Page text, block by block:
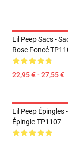
Lil Peep Sacs -
Rose Foncé
22,95 € - 27,55 €
Lil Peep Épingles
Épingle TP1107